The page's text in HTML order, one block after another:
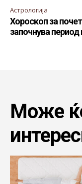
Астрологија
Хороскоп за
започнува
Може